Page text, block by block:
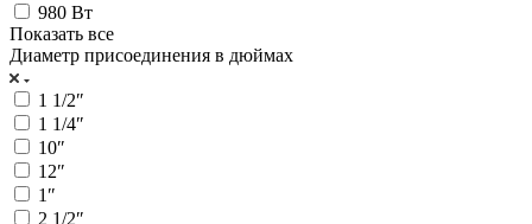
980 Вт
Показать все
Диаметр присоединения в дюймах
1 1/2″
1 1/4″
10″
12″
1″
2 1/2″